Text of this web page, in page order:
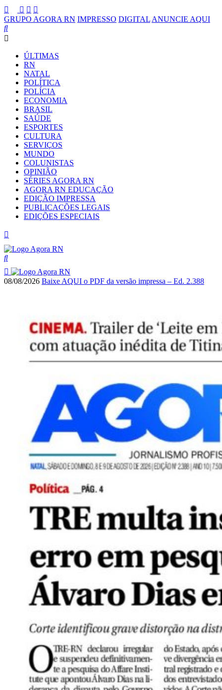
GRUPO AGORA RN IMPRESSO DIGITAL ANUNCIE AQUI
ÚLTIMAS
RN
NATAL
POLÍTICA
POLÍCIA
ECONOMIA
BRASIL
SAÚDE
ESPORTES
CULTURA
SERVIÇOS
MUNDO
COLUNISTAS
OPINIÃO
SÉRIES AGORA RN
AGORA RN EDUCAÇÃO
EDIÇÃO IMPRESSA
PUBLICAÇÕES LEGAIS
EDIÇÕES ESPECIAIS
08/08/2026 Baixe AQUI o PDF da versão impressa – Ed. 2.388